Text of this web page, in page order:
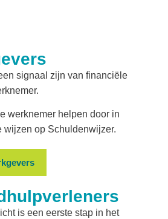
signaal zijn van financiële
werknemer helpen door in
wijzen op Schuldenwijzer.
is een eerste stap in het